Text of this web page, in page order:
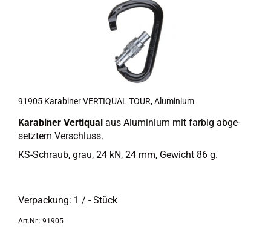
91905 Ka­ra­bi­ner VER­TI­QUAL TOUR, Alu­mi­ni­um
Ka­ra­bi­ner Ver­ti­qual aus Alu­mi­ni­um mit far­big ab­ge­
setz­tem Ver­schluss.
KS-​Schraub, grau, 24 kN, 24 mm, Ge­wicht 86 g.
Ver­pa­ckung: 1 / - Stück
Art.Nr.: 91905